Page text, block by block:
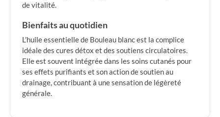
de vitalité.
Bienfaits au quotidien
L’huile essentielle de Bouleau blanc est la complice
idéale des cures détox et des soutiens circulatoires.
Elle est souvent intégrée dans les soins cutanés pour
ses effets purifiants et son action de soutien au
drainage, contribuant à une sensation de légèreté
générale.